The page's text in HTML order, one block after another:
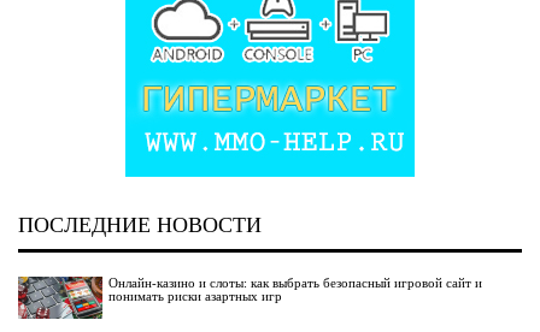
ПОСЛЕДНИЕ НОВОСТИ
Онлайн-казино и слоты: как выбрать безопасный игровой сайт и
понимать риски азартных игр